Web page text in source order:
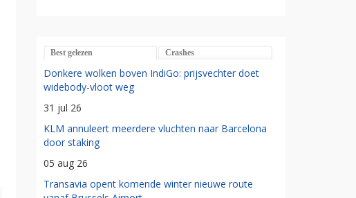
Best gelezen Crashes
Donkere wolken boven IndiGo: prijsvechter doet
widebody-vloot weg
31 jul 26
KLM annuleert meerdere vluchten naar Barcelona
door staking
05 aug 26
Transavia opent komende winter nieuwe route